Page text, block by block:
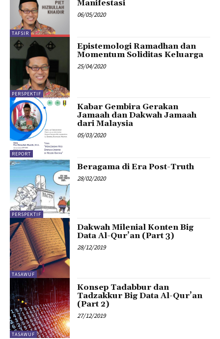
TAFSIR
Manifestasi
06/05/2020
PERSPEKTIF
Epistemologi Ramadhan dan
Momentum Soliditas Keluarga
25/04/2020
REPORT
Kabar Gembira Gerakan
Jamaah dan Dakwah Jamaah
dari Malaysia
05/03/2020
PERSPEKTIF
Beragama di Era Post-Truth
28/02/2020
TASAWUF
Dakwah Milenial Konten Big
Data Al-Qur’an (Part 3)
28/12/2019
TASAWUF
Konsep Tadabbur dan
Tadzakkur Big Data Al-Qur’an
(Part 2)
27/12/2019